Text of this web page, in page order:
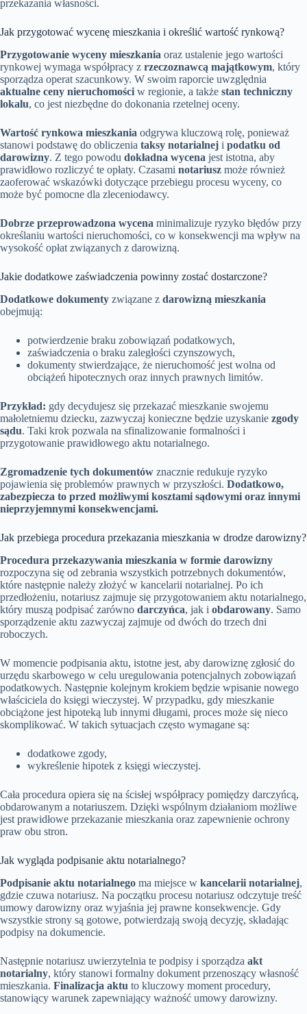
przekazania własności.
Jak przygotować wycenę mieszkania i określić wartość rynkową?
Przygotowanie wyceny mieszkania oraz ustalenie jego wartości
rynkowej wymaga współpracy z rzeczoznawcą majątkowym, który
sporządza operat szacunkowy. W swoim raporcie uwzględnia
aktualne ceny nieruchomości w regionie, a także stan techniczny
lokalu, co jest niezbędne do dokonania rzetelnej oceny.
Wartość rynkowa mieszkania odgrywa kluczową rolę, ponieważ
stanowi podstawę do obliczenia taksy notarialnej i podatku od
darowizny. Z tego powodu dokładna wycena jest istotna, aby
prawidłowo rozliczyć te opłaty. Czasami notariusz może również
zaoferować wskazówki dotyczące przebiegu procesu wyceny, co
może być pomocne dla zleceniodawcy.
Dobrze przeprowadzona wycena minimalizuje ryzyko błędów przy
określaniu wartości nieruchomości, co w konsekwencji ma wpływ na
wysokość opłat związanych z darowizną.
Jakie dodatkowe zaświadczenia powinny zostać dostarczone?
Dodatkowe dokumenty związane z darowizną mieszkania
obejmują:
potwierdzenie braku zobowiązań podatkowych,
zaświadczenia o braku zaległości czynszowych,
dokumenty stwierdzające, że nieruchomość jest wolna od
obciążeń hipotecznych oraz innych prawnych limitów.
Przykład: gdy decydujesz się przekazać mieszkanie swojemu
małoletniemu dziecku, zazwyczaj konieczne będzie uzyskanie zgody
sądu. Taki krok pozwala na sfinalizowanie formalności i
przygotowanie prawidłowego aktu notarialnego.
Zgromadzenie tych dokumentów znacznie redukuje ryzyko
pojawienia się problemów prawnych w przyszłości. Dodatkowo,
zabezpiecza to przed możliwymi kosztami sądowymi oraz innymi
nieprzyjemnymi konsekwencjami.
Jak przebiega procedura przekazania mieszkania w drodze darowizny?
Procedura przekazywania mieszkania w formie darowizny
rozpoczyna się od zebrania wszystkich potrzebnych dokumentów,
które następnie należy złożyć w kancelarii notarialnej. Po ich
przedłożeniu, notariusz zajmuje się przygotowaniem aktu notarialnego,
który muszą podpisać zarówno darczyńca, jak i obdarowany. Samo
sporządzenie aktu zazwyczaj zajmuje od dwóch do trzech dni
roboczych.
W momencie podpisania aktu, istotne jest, aby darowiznę zgłosić do
urzędu skarbowego w celu uregulowania potencjalnych zobowiązań
podatkowych. Następnie kolejnym krokiem będzie wpisanie nowego
właściciela do księgi wieczystej. W przypadku, gdy mieszkanie
obciążone jest hipoteką lub innymi długami, proces może się nieco
skomplikować. W takich sytuacjach często wymagane są:
dodatkowe zgody,
wykreślenie hipotek z księgi wieczystej.
Cała procedura opiera się na ścisłej współpracy pomiędzy darczyńcą,
obdarowanym a notariuszem. Dzięki wspólnym działaniom możliwe
jest prawidłowe przekazanie mieszkania oraz zapewnienie ochrony
praw obu stron.
Jak wygląda podpisanie aktu notarialnego?
Podpisanie aktu notarialnego ma miejsce w kancelarii notarialnej,
gdzie czuwa notariusz. Na początku procesu notariusz odczytuje treść
umowy darowizny oraz wyjaśnia jej prawne konsekwencje. Gdy
wszystkie strony są gotowe, potwierdzają swoją decyzję, składając
podpisy na dokumencie.
Następnie notariusz uwierzytelnia te podpisy i sporządza akt
notarialny, który stanowi formalny dokument przenoszący własność
mieszkania. Finalizacja aktu to kluczowy moment procedury,
stanowiący warunek zapewniający ważność umowy darowizny.